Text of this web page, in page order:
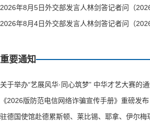
2026年8月5日外交部发言人林剑答记者问（
2026年8月4日外交部发言人林剑答记者问（
重要通知
关于举办“艺展风华·同心筑梦” 中华才艺大赛的
《2026版防范电信网络诈骗宣传手册》重磅发布
驻德国使馆赴德累斯顿、莱比锡、耶拿、伊尔